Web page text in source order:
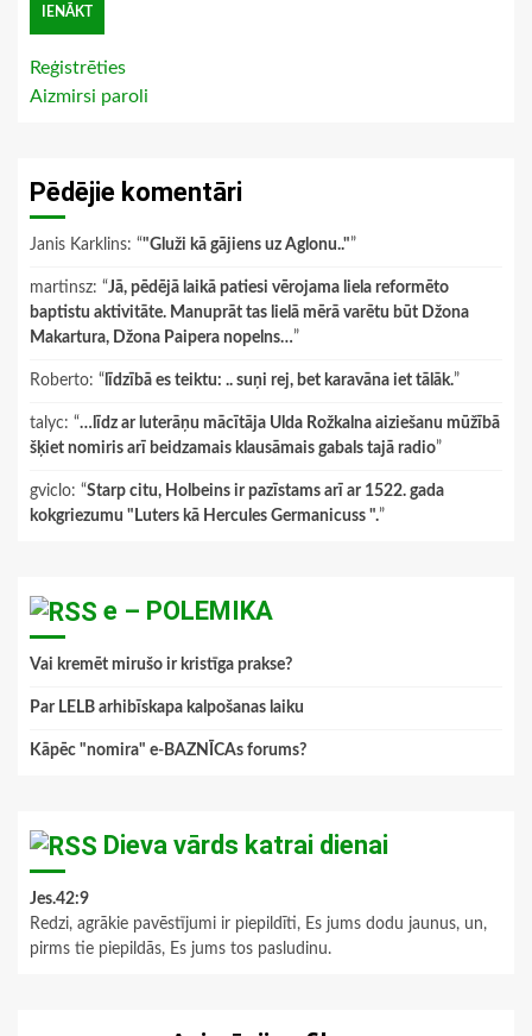
Reģistrēties
Aizmirsi paroli
Pēdējie komentāri
Janis Karklins: “"Gluži kā gājiens uz Aglonu.."”
martinsz: “Jā, pēdējā laikā patiesi vērojama liela reformēto
baptistu aktivitāte. Manuprāt tas lielā mērā varētu būt Džona
Makartura, Džona Paipera nopelns…”
Roberto: “ līdzībā es teiktu: .. suņi rej, bet karavāna iet tālāk.”
talyc: “…līdz ar luterāņu mācītāja Ulda Rožkalna aiziešanu mūžībā
šķiet nomiris arī beidzamais klausāmais gabals tajā radio”
gviclo: “Starp citu, Holbeins ir pazīstams arī ar 1522. gada
kokgriezumu "Luters kā Hercules Germanicuss ".”
e – POLEMIKA
Vai kremēt mirušo ir kristīga prakse?
Par LELB arhibīskapa kalpošanas laiku
Kāpēc "nomira" e-BAZNĪCAs forums?
Dieva vārds katrai dienai
Jes.42:9
Redzi, agrākie pavēstījumi ir piepildīti, Es jums dodu jaunus, un,
pirms tie piepildās, Es jums tos pasludinu.